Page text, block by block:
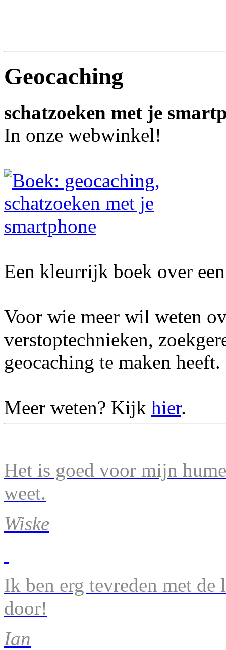
Geocaching
schatzoeken met je
In onze webwinkel!
Een kleurrijk boek over
Voor wie meer wil weten
verstoptechnieken,
geocaching te maken heeft.
Meer weten? Kijk hier.
Het is goed voor mijn
weet.
Wiske
Ik ben erg tevreden met de
door!
Ian